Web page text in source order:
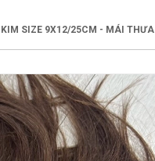
SIZE 9X12/25CM - MÁI THƯA